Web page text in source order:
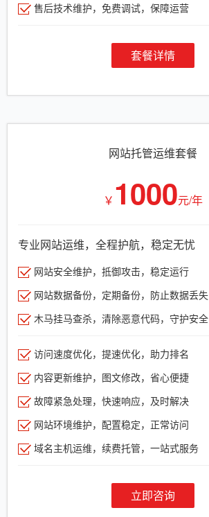
售后技术维护，免费调试，保障运营
套餐详情
网站托管运维套餐
￥ 1000元/年
专业网站运维，全程护航，稳定无忧
网站安全维护，抵御攻击，稳定运行
网站数据备份，定期备份，防止数据丢失
木马挂马查杀，清除恶意代码，守护安全
访问速度优化，提速优化，助力排名
内容更新维护，图文修改，省心便捷
故障紧急处理，快速响应，及时解决
网站环境维护，配置稳定，正常访问
域名主机运维，续费托管，一站式服务
立即咨询